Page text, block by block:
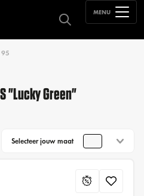
MENU
"Lucky Green"
Selecteer jouw maat